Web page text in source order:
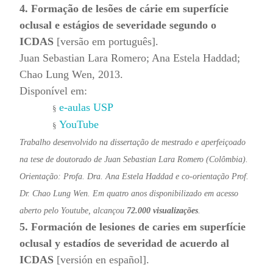
4. Formação de lesões de cárie em superfície
oclusal e estágios de severidade segundo o
ICDAS [versão em português].
Juan Sebastian Lara Romero; Ana Estela Haddad;
Chao Lung Wen, 2013.
Disponível em:
§ e-aulas USP
§ YouTube
Trabalho desenvolvido na dissertação de mestrado e aperfeiçoado
na tese de doutorado de Juan Sebastian Lara Romero (Colômbia).
Orientação: Profa. Dra. Ana Estela Haddad e co-orientação Prof.
Dr. Chao Lung Wen. Em quatro anos disponibilizado em acesso
aberto pelo Youtube, alcançou 72.000 visualizações.
5. Formación de lesiones de caries em superfície
oclusal y estadíos de severidad de acuerdo al
ICDAS [versión en español].